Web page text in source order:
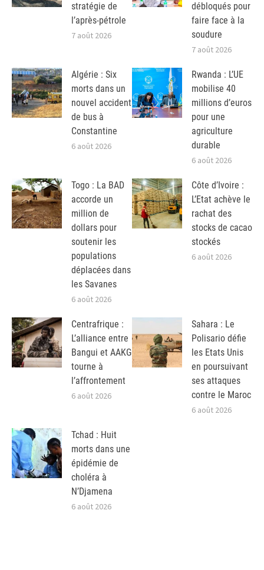
stratégie de
l’après-pétrole
7 août 2026
débloqués pour
faire face à la
soudure
7 août 2026
Algérie : Six
morts dans un
nouvel accident
de bus à
Constantine
6 août 2026
Rwanda : L’UE
mobilise 40
millions d’euros
pour une
agriculture
durable
6 août 2026
Togo : La BAD
accorde un
million de
dollars pour
soutenir les
populations
déplacées dans
les Savanes
6 août 2026
Côte d’Ivoire :
L’Etat achève le
rachat des
stocks de cacao
stockés
6 août 2026
Centrafrique :
L’alliance entre
Bangui et AAKG
tourne à
l’affrontement
6 août 2026
Sahara : Le
Polisario défie
les Etats Unis
en poursuivant
ses attaques
contre le Maroc
6 août 2026
Tchad : Huit
morts dans une
épidémie de
choléra à
N’Djamena
6 août 2026